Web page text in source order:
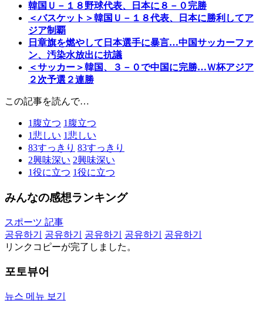
韓国Ｕ－１８野球代表、日本に８－０完勝
＜バスケット＞韓国Ｕ－１８代表、日本に勝利してア
ジア制覇
日章旗を燃やして日本選手に暴言…中国サッカーファ
ン、汚染水放出に抗議
＜サッカー＞韓国、３－０で中国に完勝…Ｗ杯アジア
２次予選２連勝
この記事を読んで…
1 腹立つ 1 腹立つ
1悲しい 1悲しい
83すっきり 83すっきり
2興味深い 2興味深い
1役に立つ 1役に立つ
みんなの感想ランキング
スポーツ 記事
공유하기
공유하기 공유하기 공유하기
공유하기
リンクコピーが完了しました。
포토뷰어
뉴스 메뉴 보기